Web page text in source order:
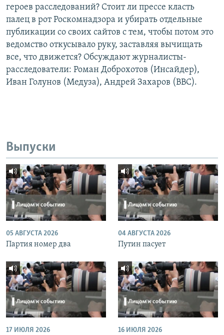
героев расследований? Стоит ли прессе класть
палец в рот Роскомнадзора и убирать отдельные
публикации со своих сайтов с тем, чтобы потом это
ведомство откусывало руку, заставляя вычищать
все, что движется? Обсуждают журналисты-
расследователи: Роман Доброхотов (Инсайдер),
Иван Голунов (Медуза), Андрей Захаров (BBC).
Выпуски
05 АВГУСТА 2026
Партия номер два
04 АВГУСТА 2026
Путин пасует
17 ИЮЛЯ 2026 16 ИЮЛЯ 2026